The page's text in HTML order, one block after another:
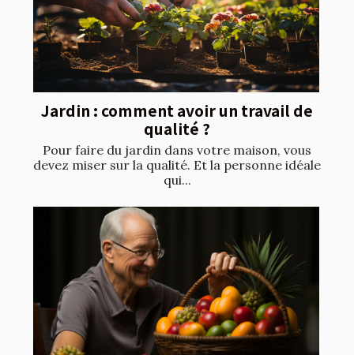
Jardin : comment avoir un travail de
qualité ?
Pour faire du jardin dans votre maison, vous
devez miser sur la qualité. Et la personne idéale
qui...